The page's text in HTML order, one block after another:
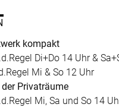
kompakt
Di+Do 14 Uhr &
Mi & So 12 Uhr
Privaträume
Mi, Sa und So 14